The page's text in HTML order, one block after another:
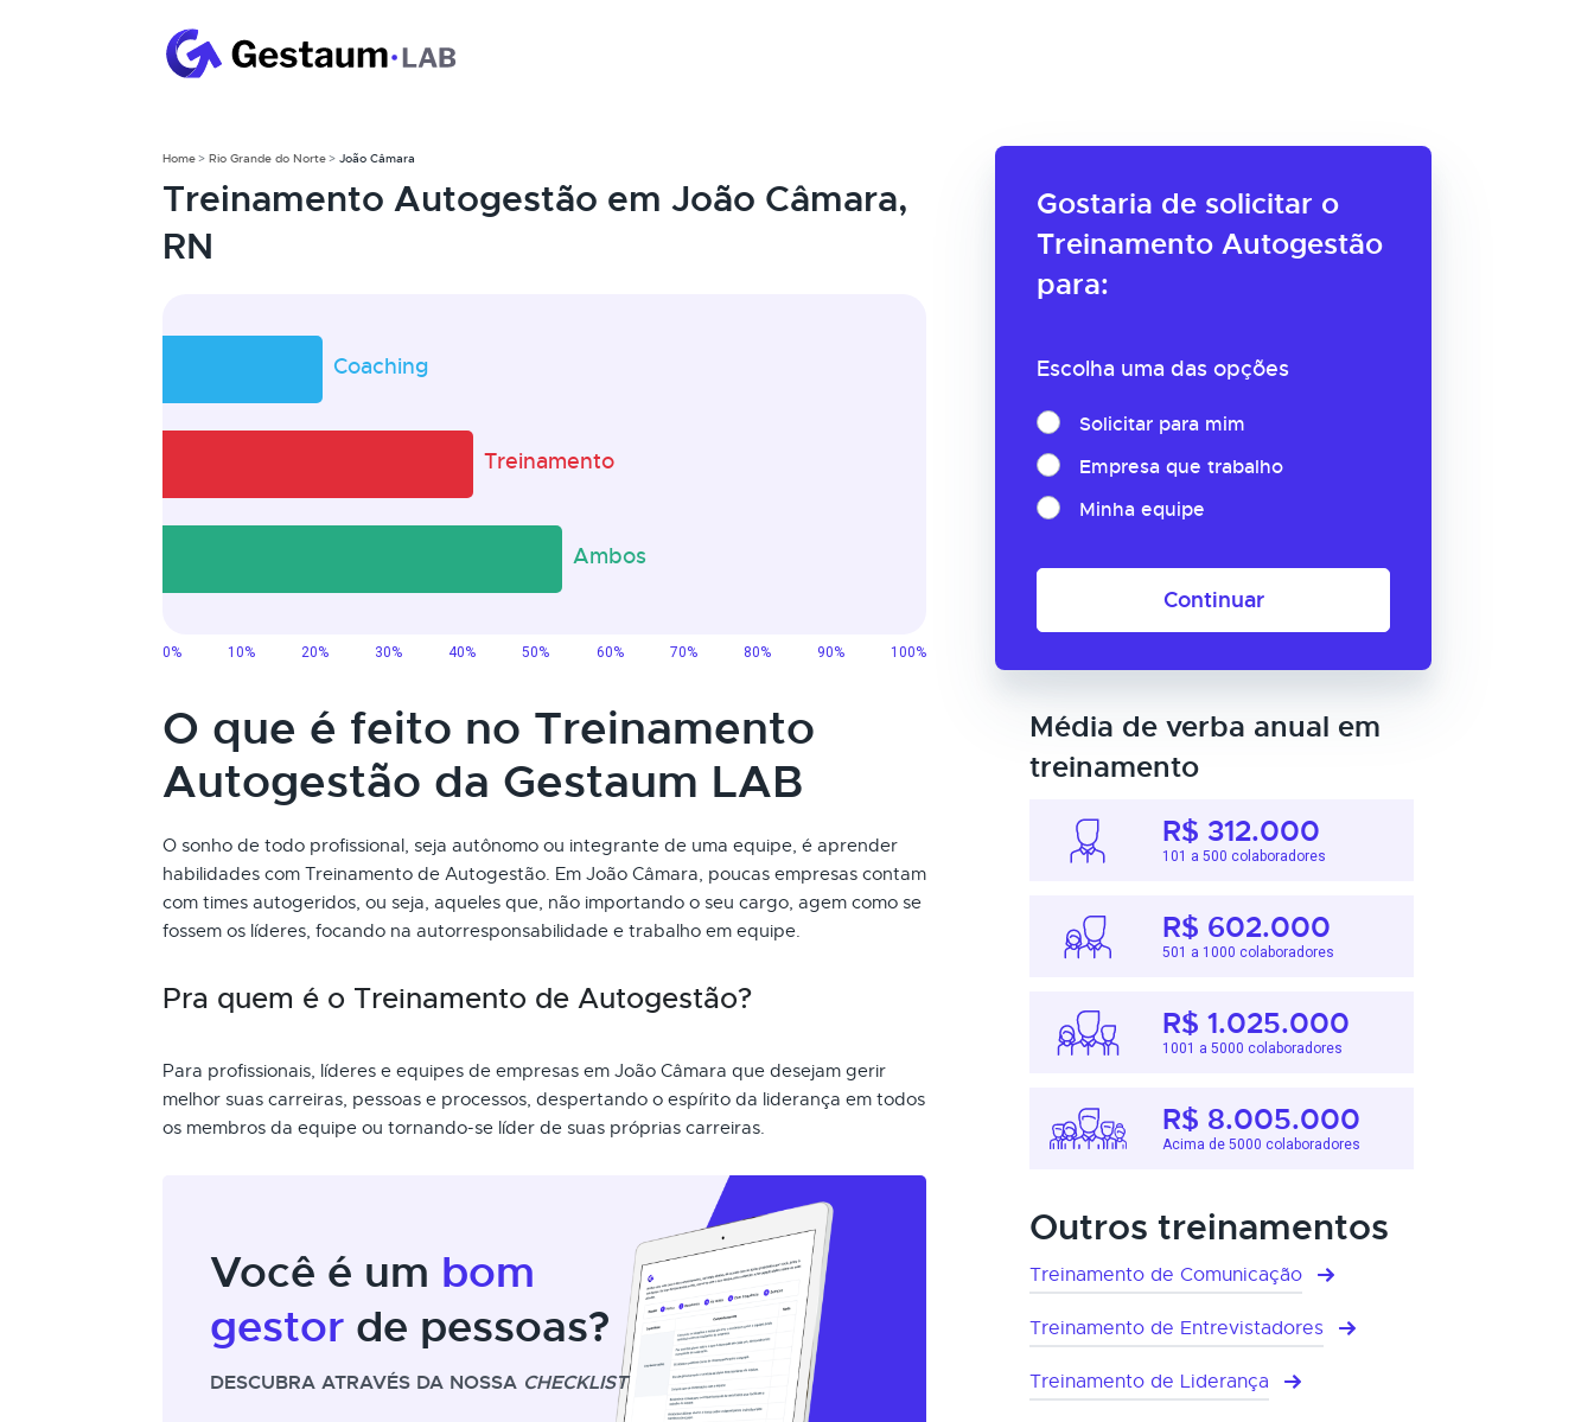
Gostaria de solicitar o
Treinamento Autogestão
para:
Escolha uma das opções
Solicitar para mim
Empresa que trabalho
Minha equipe
Continuar
Home Rio Grande do Norte João Câmara
Treinamento Autogestão em João Câmara,
RN
O que é feito no Treinamento
Autogestão da Gestaum LAB
O sonho de todo profissional, seja autônomo ou integrante de uma equipe, é aprender
habilidades com Treinamento de Autogestão. Em João Câmara, poucas empresas contam
com times autogeridos, ou seja, aqueles que, não importando o seu cargo, agem como se
fossem os líderes, focando na autorresponsabilidade e trabalho em equipe.
Pra quem é o Treinamento de Autogestão?
Para profissionais, líderes e equipes de empresas em João Câmara que desejam gerir
melhor suas carreiras, pessoas e processos, despertando o espírito da liderança em todos
os membros da equipe ou tornando-se líder de suas próprias carreiras.
Você é um bom
gestor de pessoas?
DESCUBRA ATRAVÉS DA NOSSA CHECKLIST
Média de verba anual em
treinamento
R$ 312.000
101 a 500 colaboradores
R$ 602.000
501 a 1000 colaboradores
R$ 1.025.000
1001 a 5000 colaboradores
R$ 8.005.000
Acima de 5000 colaboradores
Outros treinamentos
Treinamento de Comunicação
Treinamento de Entrevistadores
Treinamento de Liderança